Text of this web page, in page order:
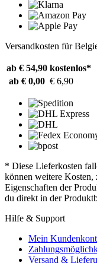
Versandkosten für
ab € 54,90 kostenlos*
ab € 0,00 € 6,90
* Diese Lieferkosten
können weitere
Eigenschaften der
du direkt in der
Hilfe & Support
Mein
Versand &